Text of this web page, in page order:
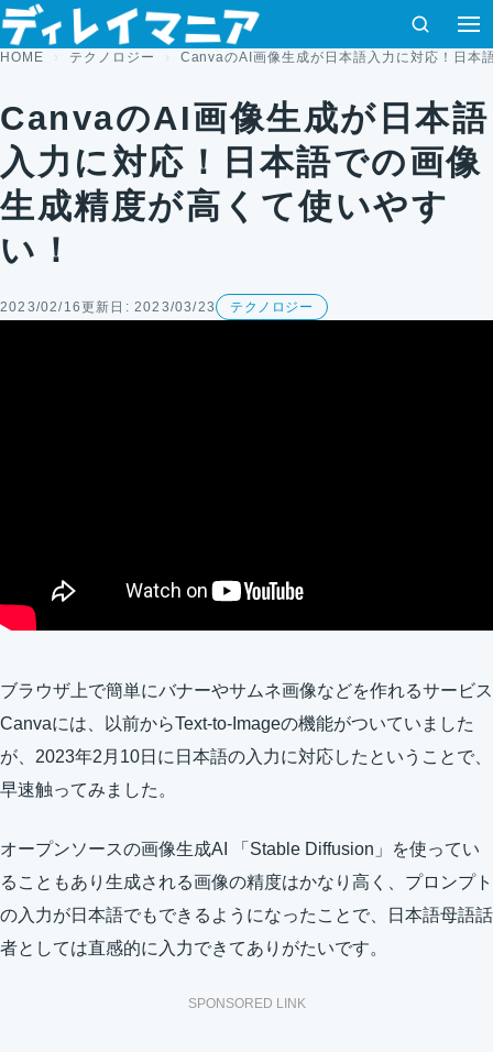
コンテンツへスキップ
検索
HOME テクノロジー CanvaのAI画像生成が日本語入力に対応！日本
CanvaのAI画像生成が日本語
入力に対応！日本語での画像
生成精度が高くて使いやす
い！
2023/02/16更新日: 2023/03/23 テクノロジー
ブラウザ上で簡単にバナーやサムネ画像などを作れるサービス
Canvaには、以前からText-to-Imageの機能がついていました
が、2023年2月10日に日本語の入力に対応したということで、
早速触ってみました。
オープンソースの画像生成AI 「Stable Diffusion」を使ってい
ることもあり生成される画像の精度はかなり高く、プロンプト
の入力が日本語でもできるようになったことで、日本語母語話
者としては直感的に入力できてありがたいです。
SPONSORED LINK